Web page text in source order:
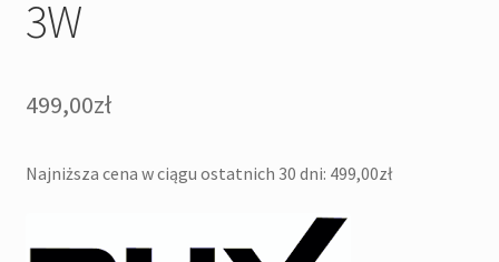
3W
499,00zł
Najniższa cena w ciągu ostatnich 30 dni: 499,00zł